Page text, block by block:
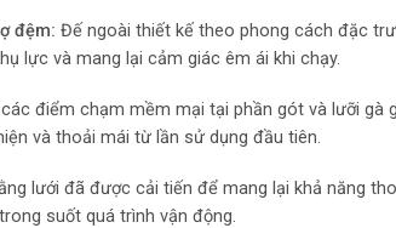
đệm: Đế ngoài thiết kế theo phong cách đặc
lực và mang lại cảm giác êm ái khi chạy.
điểm chạm mềm mại tại phần gót và lưỡi gà
và thoải mái từ lần sử dụng đầu tiên.
lưới đã được cải tiến để mang lại khả năng
suốt quá trình vận động.